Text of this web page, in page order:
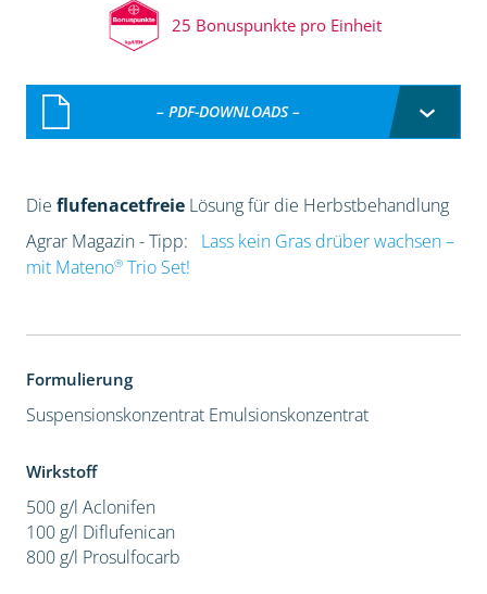
25 Bonuspunkte pro Einheit
– PDF-DOWNLOADS –
Die flufenacetfreieLösung für die Herbstbehandlung
Agrar Magazin - Tipp:
Lass kein Gras drüber wachsen –
mit Mateno®Trio Set!
Formulierung
Suspensionskonzentrat Emulsionskonzentrat
Wirkstoff
500 g/l Aclonifen
100 g/l Diflufenican
800 g/l Prosulfocarb